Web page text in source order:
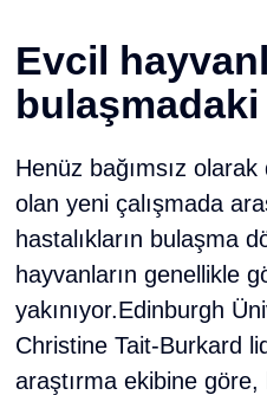
Evcil
Henüz bağımsız
olan yeni çalışmada
hastalıkların bulaşma
hayvanların genellikle
yakınıyor.Edinburgh
Christine Tait-Burkard
araştırma ekibine